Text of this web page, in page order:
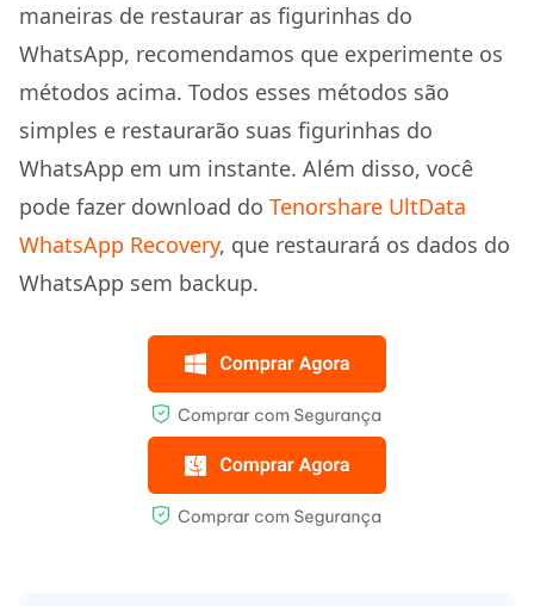
maneiras de restaurar as figurinhas do
WhatsApp, recomendamos que experimente os
métodos acima. Todos esses métodos são
simples e restaurarão suas figurinhas do
WhatsApp em um instante. Além disso, você
pode fazer download do Tenorshare UltData
WhatsApp Recovery, que restaurará os dados do
WhatsApp sem backup.